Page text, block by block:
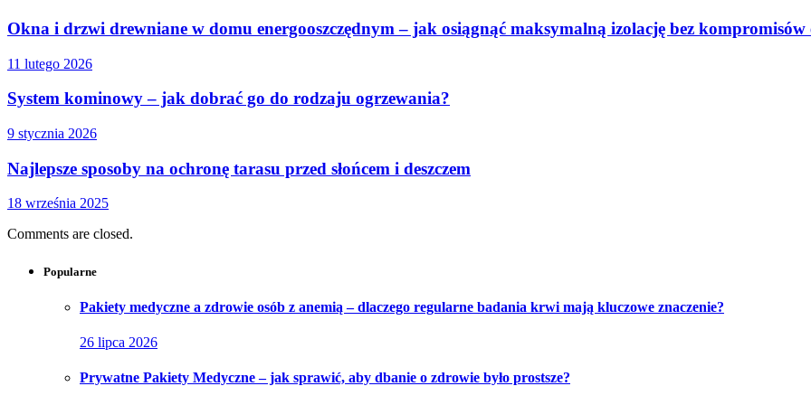
Okna i drzwi drewniane w domu energooszczędnym – jak osiągnąć maksymalną izolację bez kompromisów
11 lutego 2026
System kominowy – jak dobrać go do rodzaju ogrzewania?
9 stycznia 2026
Najlepsze sposoby na ochronę tarasu przed słońcem i deszczem
18 września 2025
Comments are closed.
Popularne
Pakiety medyczne a zdrowie osób z anemią – dlaczego regularne badania krwi mają kluczowe znaczenie?
26 lipca 2026
Prywatne Pakiety Medyczne – jak sprawić, aby dbanie o zdrowie było prostsze?